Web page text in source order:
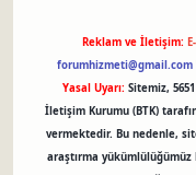
Reklam ve İletişim:
forumhizmeti@gmail.com
Yasal Uyarı: Sitemiz,
İletişim Kurumu (BTK)
vermektedir. Bu nedenle,
araştırma yükümlülüğümüz